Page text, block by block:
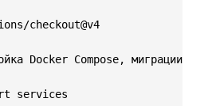
checkout@v4
Docker Compose, миграции,
services